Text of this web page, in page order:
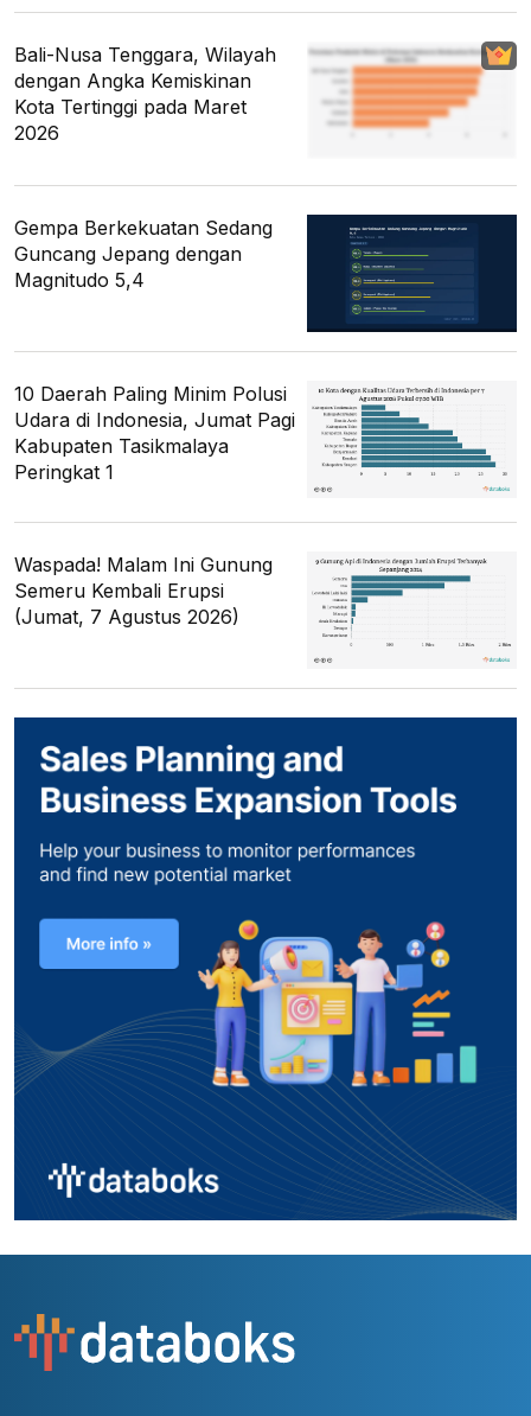
Bali-Nusa Tenggara, Wilayah
dengan Angka Kemiskinan
Kota Tertinggi pada Maret
2026
Gempa Berkekuatan Sedang
Guncang Jepang dengan
Magnitudo 5,4
10 Daerah Paling Minim Polusi
Udara di Indonesia, Jumat Pagi
Kabupaten Tasikmalaya
Peringkat 1
Waspada! Malam Ini Gunung
Semeru Kembali Erupsi
(Jumat, 7 Agustus 2026)